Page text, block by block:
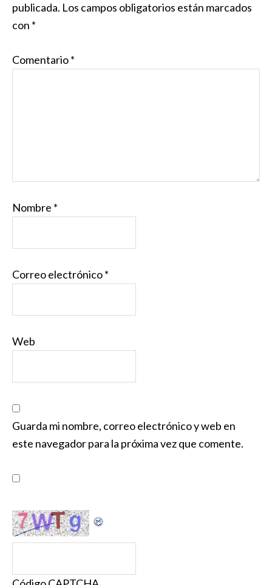
publicada. Los campos obligatorios están marcados
con *
Comentario*
Nombre *
Correo electrónico*
Web
Guarda mi nombre, correo electrónico y web en
este navegador para la próxima vez que comente.